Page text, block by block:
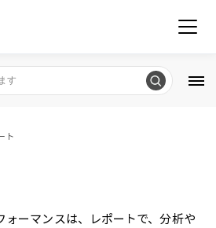
ト
ォーマンスは、レポートで、分析や